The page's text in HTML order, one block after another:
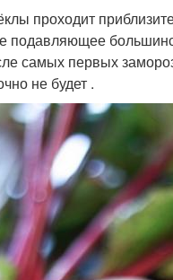
проходит
подавляющее
самых первых
не будет .